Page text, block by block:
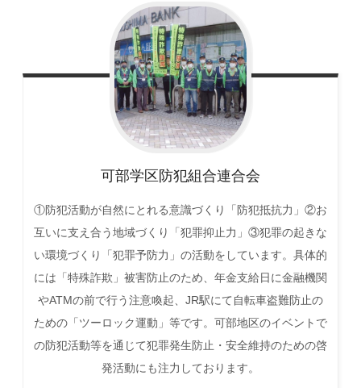
可部学区防犯組合連合会
①防犯活動が自然にとれる意識づくり「防犯抵抗力」②お
互いに支え合う地域づくり「犯罪抑止力」③犯罪の起きな
い環境づくり「犯罪予防力」の活動をしています。具体的
には「特殊詐欺」被害防止のため、年金支給日に金融機関
やATMの前で行う注意喚起、JR駅にて自転車盗難防止の
ための「ツーロック運動」等です。可部地区のイベントで
の防犯活動等を通じて犯罪発生防止・安全維持のための啓
発活動にも注力しております。